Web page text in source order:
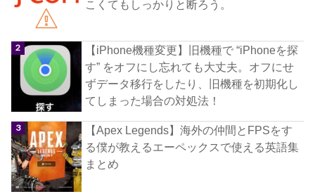
こくてもしっかりと断ろう。
【iPhone機種変更】旧機種で “iPhoneを探
す” をオフにし忘れても大丈夫。オフにせ
ずデータ移行をしたり、旧機種を初期化し
てしまった場合の対処法！
【Apex Legends】海外の仲間とFPSをす
る僕が教えるエーペックスで使える英語集
まとめ